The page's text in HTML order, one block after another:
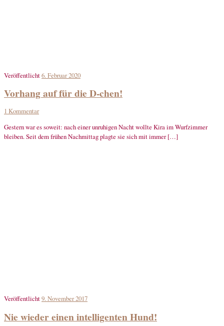
Veröffentlicht6. Februar 2020
Vorhang auf für die D-chen!
1 Kommentar
Gestern war es soweit: nach einer unruhigen Nacht wollte Kira im Wurfzimmer
bleiben. Seit dem frühen Nachmittag plagte sie sich mit immer […]
Veröffentlicht9. November 2017
Nie wieder einen intelligenten Hund!